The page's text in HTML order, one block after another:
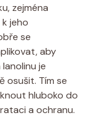
zejména
jeho
se
aby
je
osušit. Tím se
hluboko do
a ochranu.